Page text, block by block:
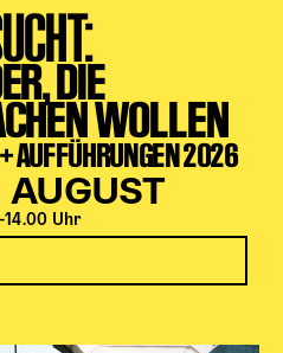
DIE
WOLLEN
AUFFÜHRUNGEN 2026
Uhr